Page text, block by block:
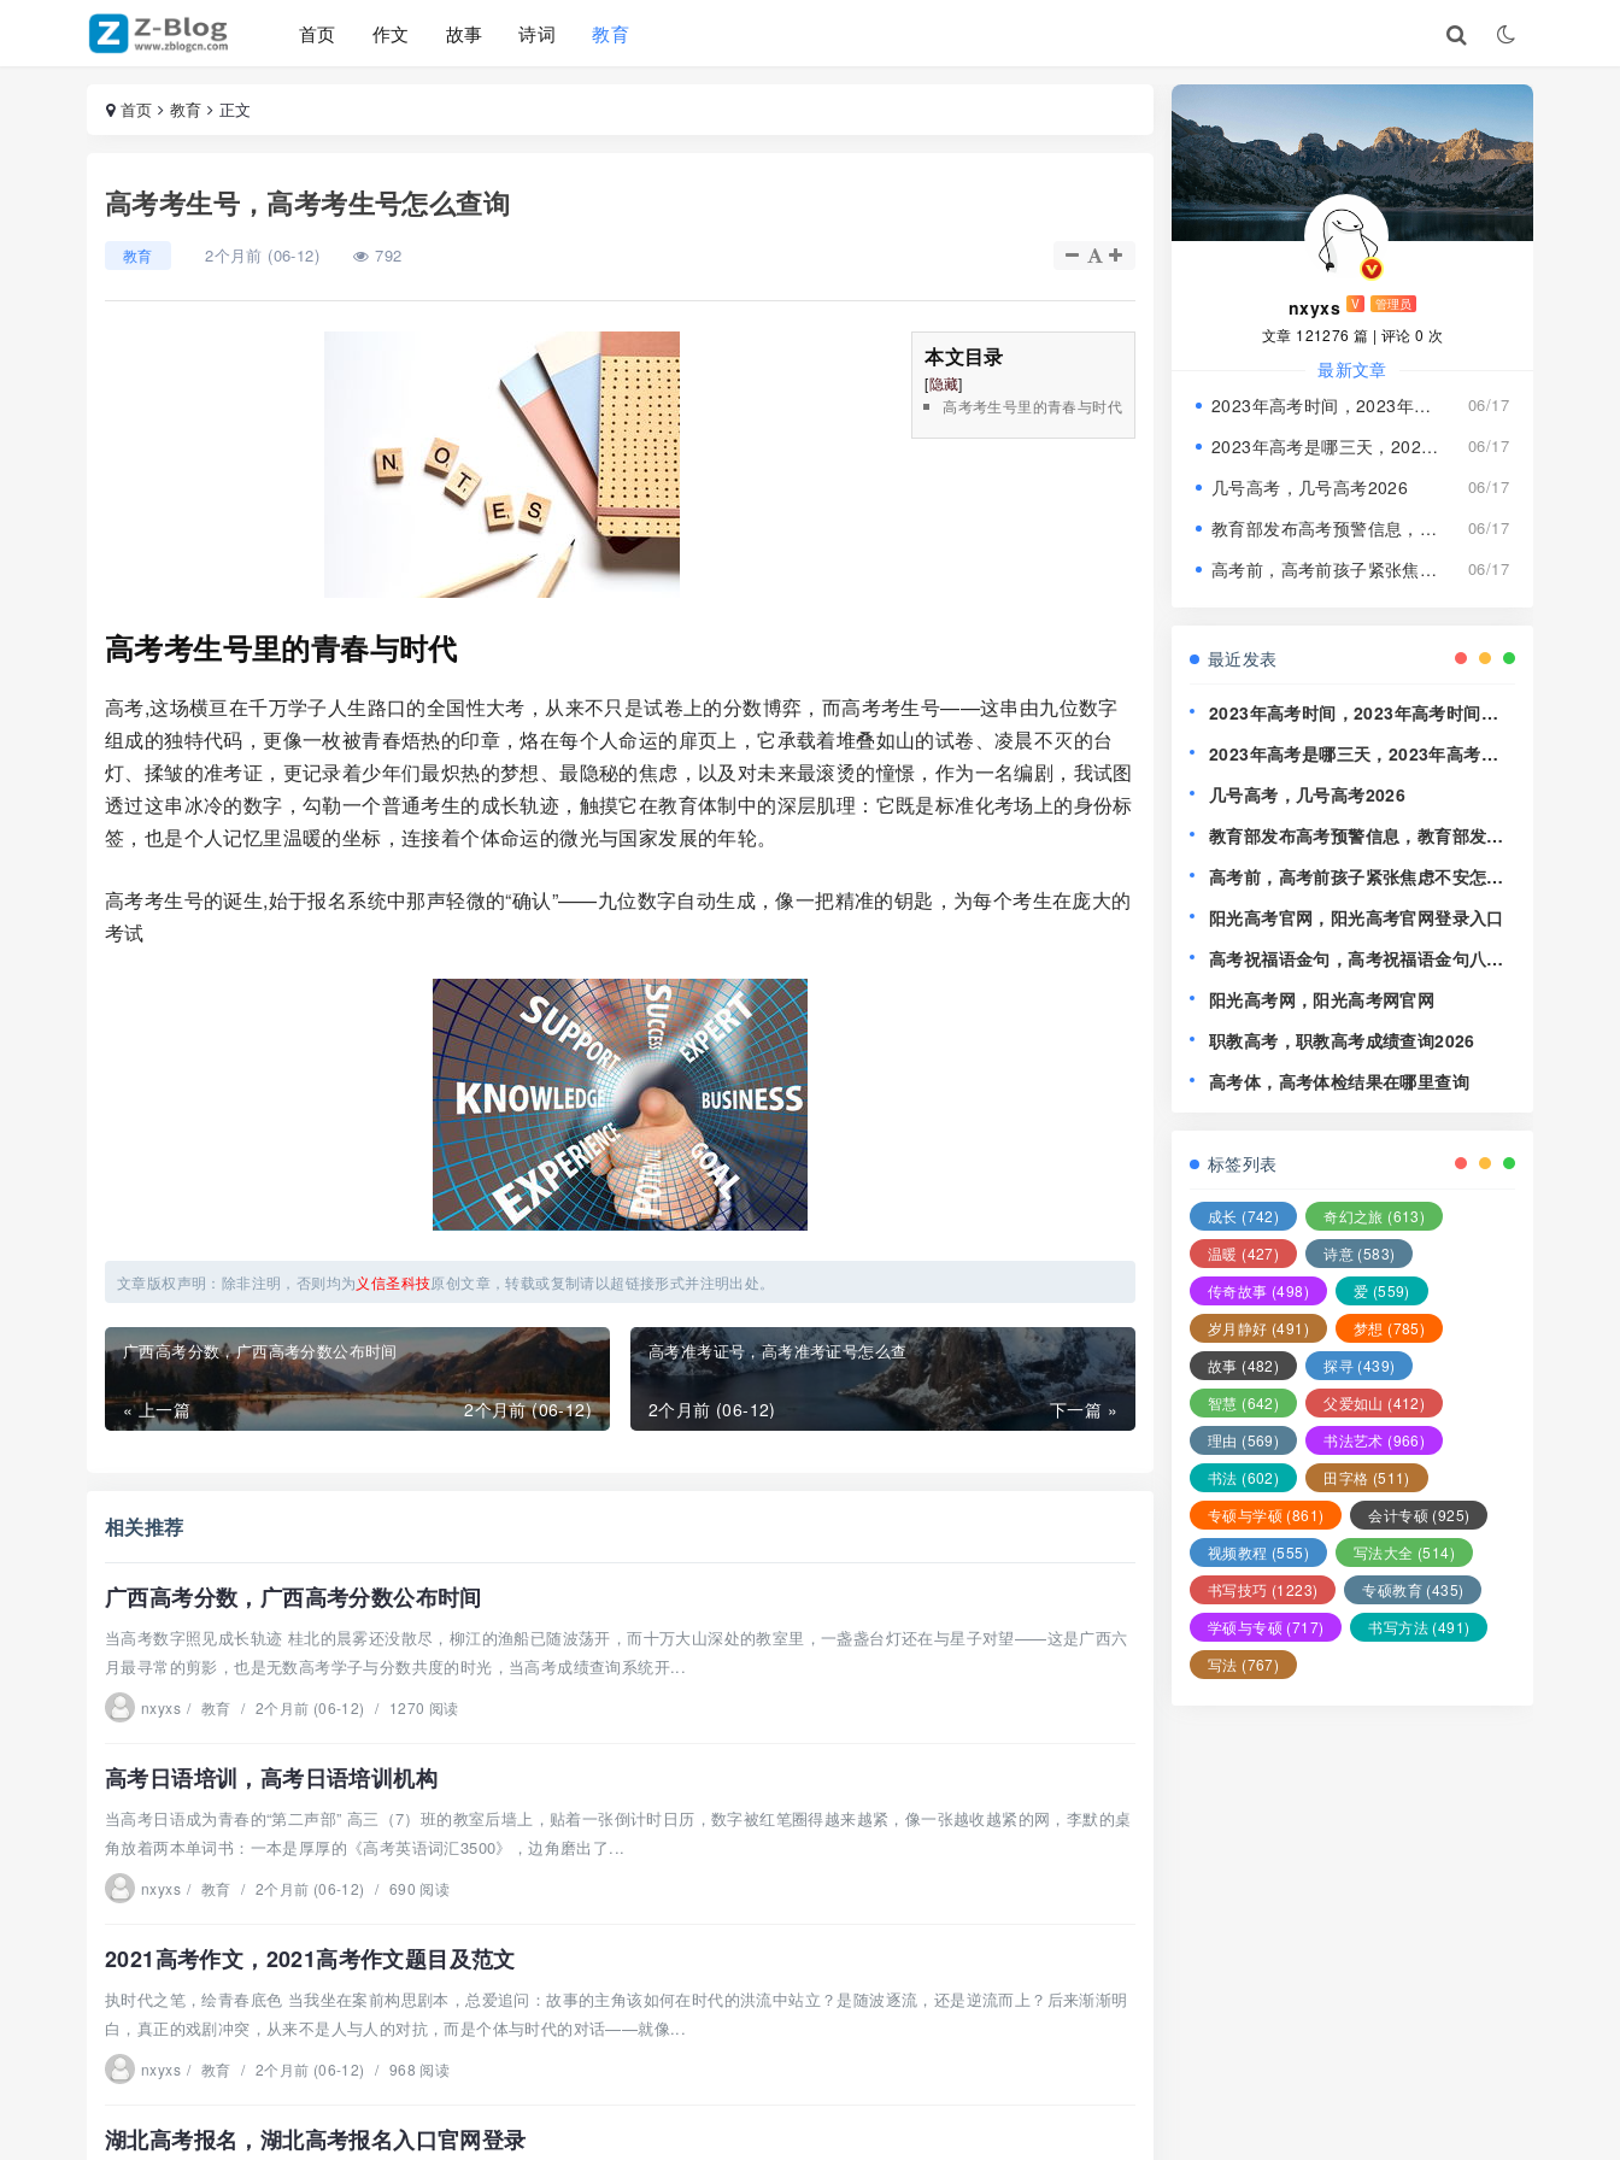
首页 作文 故事 诗词 教育
首页 教育 正文
高考考生号，高考考生号怎么查询
教育 2个月前 (06-12) 792
本文目录
[隐藏]
高考考生号里的青春与时代
高考考生号里的青春与时代
高考,这场横亘在千万学子人生路口的全国性大考，从来不只是试卷上的分数博弈，而高考考生号——这串由九位数字
组成的独特代码，更像一枚被青春焐热的印章，烙在每个人命运的扉页上，它承载着堆叠如山的试卷、凌晨不灭的台
灯、揉皱的准考证，更记录着少年们最炽热的梦想、最隐秘的焦虑，以及对未来最滚烫的憧憬，作为一名编剧，我试图
透过这串冰冷的数字，勾勒一个普通考生的成长轨迹，触摸它在教育体制中的深层肌理：它既是标准化考场上的身份标
签，也是个人记忆里温暖的坐标，连接着个体命运的微光与国家发展的年轮。
高考考生号的诞生,始于报名系统中那声轻微的“确认”——九位数字自动生成，像一把精准的钥匙，为每个考生在庞大的
考试
文章版权声明：除非注明，否则均为义信圣科技原创文章，转载或复制请以超链接形式并注明出处。
广西高考分数，广西高考分数公布时间
« 上一篇 2个月前 (06-12)
高考准考证号，高考准考证号怎么查
下一篇 »
2个月前 (06-12)
相关推荐
广西高考分数，广西高考分数公布时间
当高考数字照见成长轨迹 桂北的晨雾还没散尽，柳江的渔船已随波荡开，而十万大山深处的教室里，一盏盏台灯还在与星子对望——这是广西六
月最寻常的剪影，也是无数高考学子与分数共度的时光，当高考成绩查询系统开...
nxyxs / 教育 / 2个月前 (06-12) / 1270 阅读
高考日语培训，高考日语培训机构
当高考日语成为青春的“第二声部” 高三（7）班的教室后墙上，贴着一张倒计时日历，数字被红笔圈得越来越紧，像一张越收越紧的网，李默的桌
角放着两本单词书：一本是厚厚的《高考英语词汇3500》，边角磨出了...
nxyxs / 教育 / 2个月前 (06-12) / 690 阅读
2021高考作文，2021高考作文题目及范文
执时代之笔，绘青春底色 当我坐在案前构思剧本，总爱追问：故事的主角该如何在时代的洪流中站立？是随波逐流，还是逆流而上？后来渐渐明
白，真正的戏剧冲突，从来不是人与人的对抗，而是个体与时代的对话——就像...
nxyxs / 教育 / 2个月前 (06-12) / 968 阅读
湖北高考报名，湖北高考报名入口官网登录
nxyxs V 管理员
文章 121276 篇 | 评论 0 次
最新文章
2023年高考时间，2023年高考时间几月几号,考几天
06/17
2023年高考是哪三天，2023年高考是哪三天考试 06/17
几号高考，几号高考2026 06/17
教育部发布高考预警信息，教育部发布高考预警信息时间 06/17
高考前，高考前孩子紧张焦虑不安怎么办 06/17
最近发表
2023年高考时间，2023年高考时间几
月几号,考几天
2023年高考是哪三天，2023年高考是
哪三天考试
几号高考，几号高考2026
教育部发布高考预警信息，教育部发布
高考预警信息时间
高考前，高考前孩子紧张焦虑不安怎么
阳光高考官网，阳光高考官网登录入口
高考祝福语金句，高考祝福语金句八个
阳光高考网，阳光高考网官网
职教高考，职教高考成绩查询2026
高考体，高考体检结果在哪里查询
标签列表
成长 (742) 奇幻之旅 (613)
温暖 (427) 诗意 (583)
传奇故事 (498) 爱 (559)
岁月静好 (491) 梦想 (785)
故事 (482) 探寻 (439)
智慧 (642) 父爱如山 (412)
理由 (569) 书法艺术 (966)
书法 (602) 田字格 (511)
专硕与学硕 (861) 会计专硕 (925)
视频教程 (555) 写法大全 (514)
书写技巧 (1223) 专硕教育 (435)
学硕与专硕 (717) 书写方法 (491)
写法 (767)